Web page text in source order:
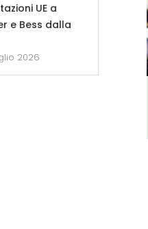
UE a
e Bess dalla
2026